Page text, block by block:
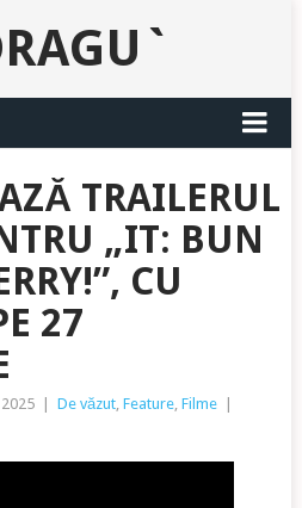
TRAILERUL
„IT: BUN
CU
27
De văzut, Feature, Filme